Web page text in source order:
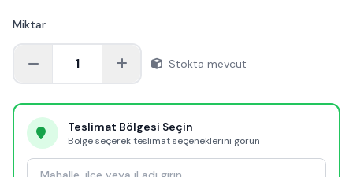
Miktar
1 Stokta mevcut
Teslimat Bölgesi Seçin
Bölge seçerek teslimat seçeneklerini görün